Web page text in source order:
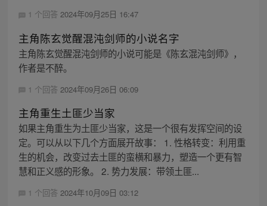
1 个回答 2024年09月25日 16:47
主角陈玄觉醒混沌剑师的小说名字
主角陈玄觉醒混沌剑师的小说可能是《陈玄混沌剑师》，
作者是不醉。
1 个回答 2024年09月26日 06:09
主角重生土匪少当家
如果主角重生为土匪少当家，这是一个很有发挥空间的设
定。可以从以下几个方面展开故事： 1. 性格转变：利用重
生的机会，改变过去土匪的蛮横和暴力，塑造一个更有智
慧和正义感的形象。 2. 势力发展：带领土匪...
1 个回答 2024年10月09日 03:12